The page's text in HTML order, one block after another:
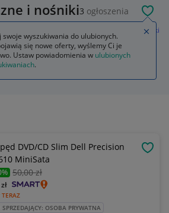
i nośniki3 ogłoszenia
Napędy optyczne i nośniki
pomorskie, +0 km
DVD/CD Slim Dell Precision
MiniSata
50,00 zł
TERAZ
zł
SPRZEDAJĄCY: OSOBA PRYWATNA
swoje wyszukiwania do ulubionych.
się nowe oferty, wyślemy Ci je
Ustaw powiadomienia w ulubionych
.